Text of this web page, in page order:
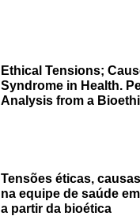
Ethical Tensions;
Syndrome in Health.
Analysis from a
Tensões éticas,
na equipe de saúde
a partir da bioética